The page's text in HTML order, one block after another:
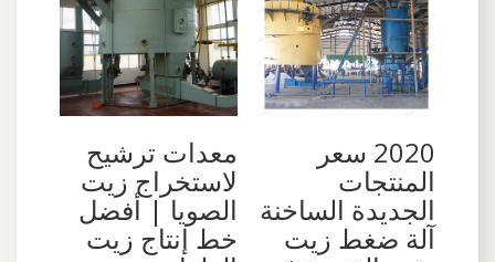
2020 سعر
المنتجات
الجديدة الساخنة
آلة ضغط زيت
معدات ترشيح
لاستخراج زيت
الصويا | أفضل
خط إنتاج زيت